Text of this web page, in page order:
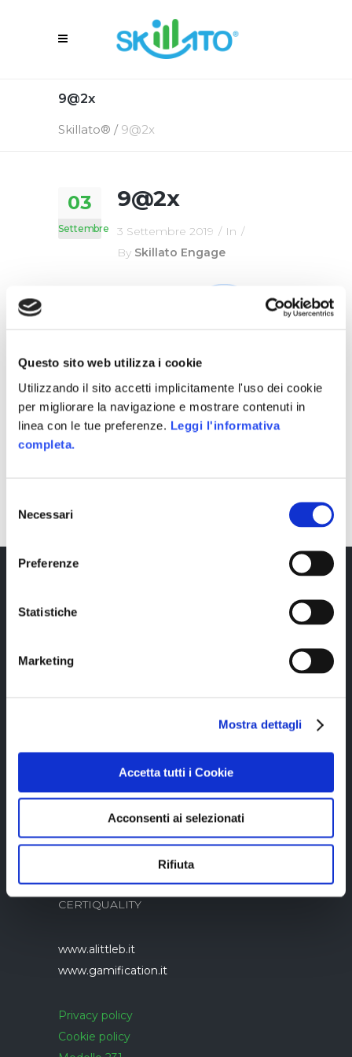
Questo sito web utilizza i cookie
Utilizzando il sito accetti implicitamente l'uso dei cookie
per migliorare la navigazione e mostrare contenuti in
linea con le tue preferenze. Leggi l'informativa
completa.
delNecessari
Preferenze
Statistiche
Marketing
Mostra dettagli
Accetta tutti i Cookie
Acconsenti ai selezionati
Rifiuta
9@2x
Skillato® / 9@2x
03
Settembre
9@2x
3 Settembre 2019
In
By Skillato Engage
Azienda con sistema di gestione qualità
UNI EN ISO 9001:2015 certificato da
CERTIQUALITY
www.alittleb.it
www.gamification.it
Privacy policy
Cookie policy